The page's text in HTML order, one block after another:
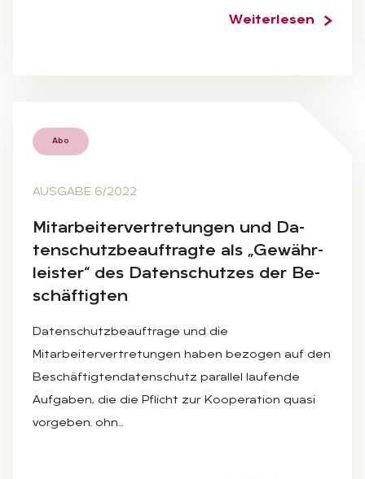
Weiterlesen
Abo
AUSGABE 6/2022
Mit­ar­bei­ter­ver­tre­tun­gen und Da­
ten­schutz­be­auf­trag­te als „Ge­währ­
leis­ter“ des Da­ten­schut­zes der Be­
schäf­tig­ten
Datenschutzbeauftrage und die
Mitarbeitervertretungen haben bezogen auf den
Beschäftigtendatenschutz parallel laufende
Aufgaben, die die Pflicht zur Kooperation quasi
vorgeben. ohn…